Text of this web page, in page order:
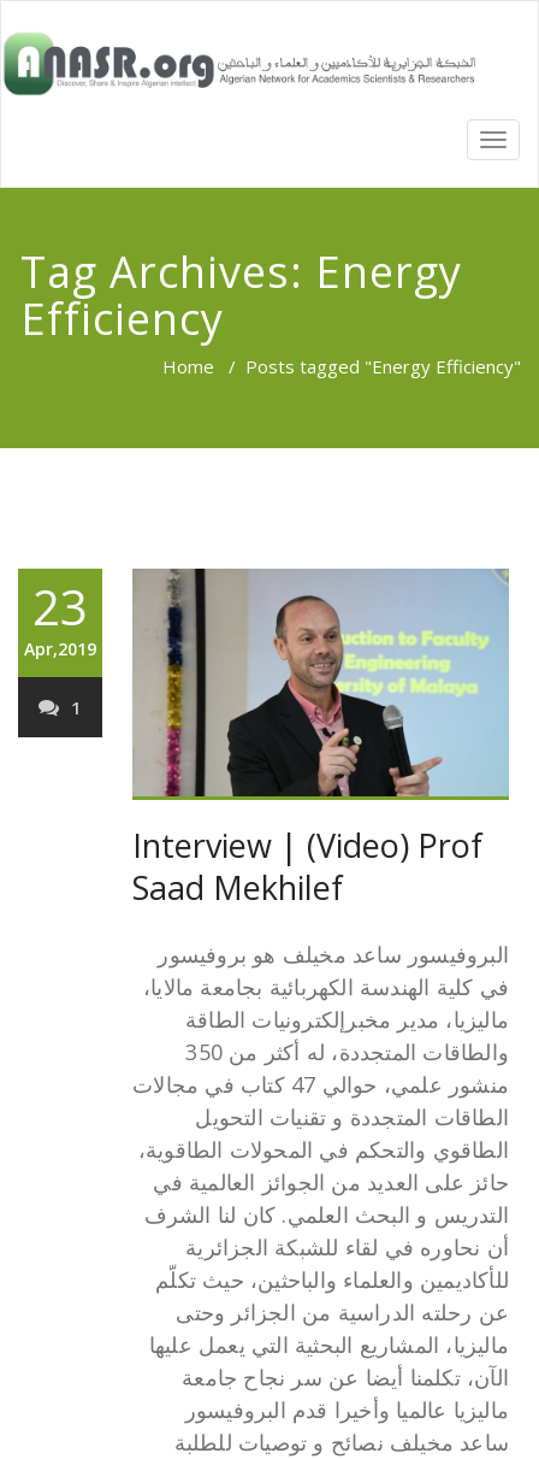
Tag Archives: Energy
Efficiency
Home / Posts tagged "Energy Efficiency"
23
Apr,2019
1
Interview | (Video) Prof
Saad Mekhilef
البروفيسور ساعد مخيلف هو بروفيسور
في كلية الهندسة الكهربائية بجامعة مالايا،
ماليزيا، مدير مخبرإلكترونيات الطاقة
والطاقات المتجددة، له أكثر من 350
منشور علمي، حوالي 47 كتاب في مجالات
الطاقات المتجددة و تقنيات التحويل
الطاقوي والتحكم في المحولات الطاقوية،
حائز على العديد من الجوائز العالمية في
التدريس و البحث العلمي. كان لنا الشرف
أن نحاوره في لقاء للشبكة الجزائرية
للأكاديمين والعلماء والباحثين، حيث تكلّم
عن رحلته الدراسية من الجزائر وحتى
ماليزيا، المشاريع البحثية التي يعمل عليها
الآن، تكلمنا أيضا عن سر نجاح جامعة
ماليزيا عالميا وأخيرا قدم البروفيسور
ساعد مخيلف نصائح و توصيات للطلبة